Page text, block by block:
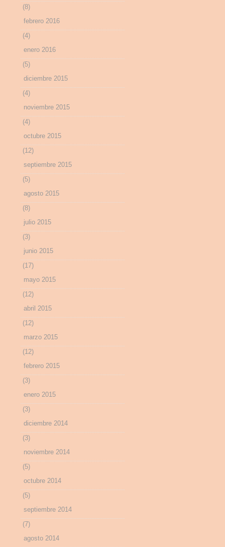
(8)
febrero 2016
(4)
enero 2016
(5)
diciembre 2015
(4)
noviembre 2015
(4)
octubre 2015
(12)
septiembre 2015
(5)
agosto 2015
(8)
julio 2015
(3)
junio 2015
(17)
mayo 2015
(12)
abril 2015
(12)
marzo 2015
(12)
febrero 2015
(3)
enero 2015
(3)
diciembre 2014
(3)
noviembre 2014
(5)
octubre 2014
(5)
septiembre 2014
(7)
agosto 2014